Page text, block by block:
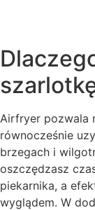
Airfryer pozwala
równocześnie
brzegach i
oszczędzasz
piekarnika, a
wyglądem. W